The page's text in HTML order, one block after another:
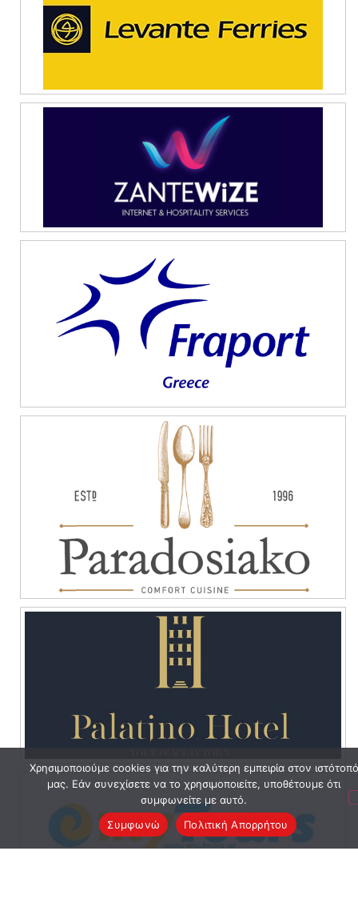
Χρησιμοποιούμε cookies για την καλύτερη εμπειρία στον ιστότοπό
μας. Εάν συνεχίσετε να το χρησιμοποιείτε, υποθέτουμε ότι
συμφωνείτε με αυτό.
Συμφωνώ
Πολιτική Απορρήτου